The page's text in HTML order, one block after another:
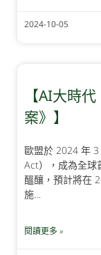
2024-10-05
【AI大時
案》】
歐盟於 2024 年
Act），成為全球
醞釀，預計將在
施…
閱讀更多 »